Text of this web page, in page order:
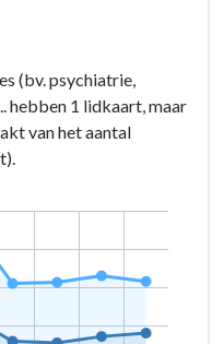
(bv. psychiatrie,
hebben 1 lidkaart, maar
van het aantal